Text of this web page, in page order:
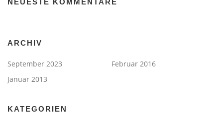
NEUESTE KOMMENTARE
ARCHIV
September 2023
Februar 2016
Januar 2013
KATEGORIEN